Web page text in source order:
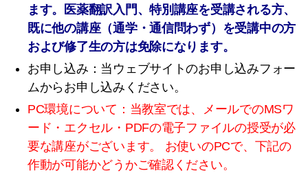
ます。医薬翻訳入門、特別講座を受講される方、
既に他の講座（通学・通信問わず）を受講中の方
および修了生の方は免除になります。
お申し込み：当ウェブサイトのお申し込みフォー
ムからお申し込みください。
PC環境について：当教室では、メールでのMSワ
ード・エクセル・PDFの電子ファイルの授受が必
要な講座がございます。
お使いのPCで、下記の
作動が可能かどうかご確認ください。